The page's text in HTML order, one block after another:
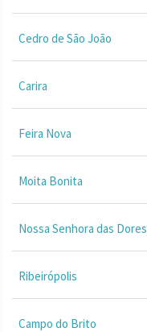
Cedro de São João
Carira
Feira Nova
Moita Bonita
Nossa Senhora das Dores
Ribeirópolis
Campo do Brito